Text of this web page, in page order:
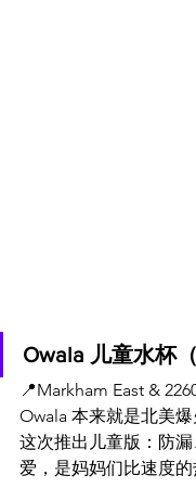
Owala 儿童水杯（
📍Markham East &
Owala 本来就是北美爆
这次推出儿童版：防
爱，是妈妈们比速度的